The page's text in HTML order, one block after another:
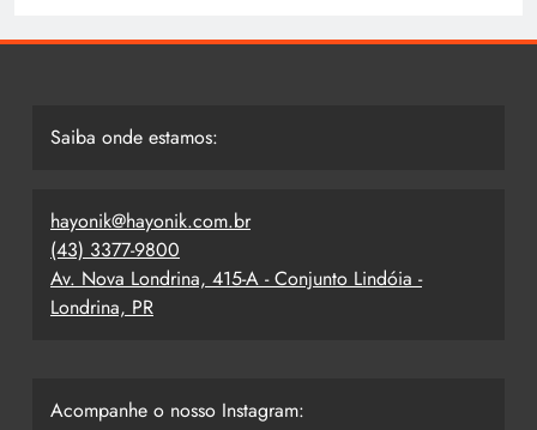
Saiba onde estamos:
hayonik@hayonik.com.br
(43) 3377-9800
Av. Nova Londrina, 415-A - Conjunto Lindóia -
Londrina, PR
Acompanhe o nosso Instagram: